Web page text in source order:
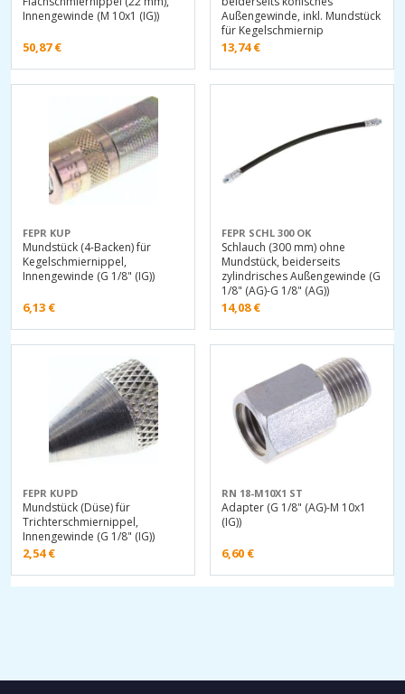
Innengewinde (M 10x1 (IG))
50,87€
Außengewinde, inkl. Mundstück
für Kegelschmiernip
13,74€
FEPR KUP
Mundstück (4-Backen) für
Kegelschmiernippel,
Innengewinde (G 1/8" (IG))
6,13 €
FEPR SCHL 300 OK
Schlauch (300 mm) ohne
Mundstück, beiderseits
zylindrisches Außengewinde (G
1/8" (AG)-G 1/8" (AG))
14,08€
FEPR KUPD
Mundstück (Düse) für
Trichterschmiernippel,
Innengewinde (G 1/8" (IG))
2,54€
RN 18-M10X1 ST
Adapter (G 1/8" (AG)-M 10x1
(IG))
6,60 €